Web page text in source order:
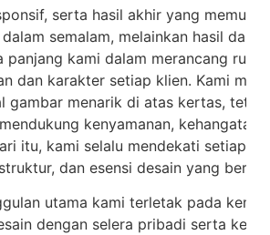
serta hasil akhir yang
semalam, melainkan hasil dari
panjang kami dalam merancang
dan karakter setiap klien. Kami
gambar menarik di atas kertas,
kenyamanan,
itu, kami selalu mendekati setiap
dan esensi desain yang
utama kami terletak pada
dengan selera pribadi serta